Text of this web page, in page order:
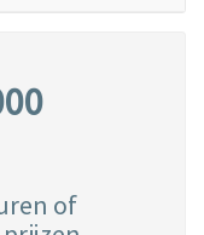
of